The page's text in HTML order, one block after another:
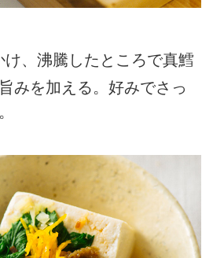
、沸騰したところで真鱈
みを加える。好みでさっ